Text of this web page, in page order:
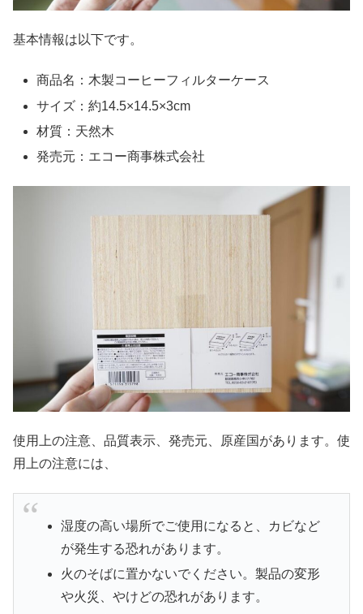
基本情報は以下です。
商品名：木製コーヒーフィルターケース
サイズ：約14.5×14.5×3cm
材質：天然木
発売元：エコー商事株式会社
使用上の注意、品質表示、発売元、原産国があります。使
用上の注意には、
湿度の高い場所でご使用になると、カビなど
が発生する恐れがあります。
火のそばに置かないでください。製品の変形
や火災、やけどの恐れがあります。